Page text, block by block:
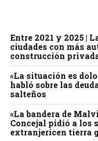
Entre 2021 y 2025 |
ciudades con más
construcción
«La situación es
habló sobre las
salteños
«La bandera de
Concejal pidió a los
extranjericen tierra